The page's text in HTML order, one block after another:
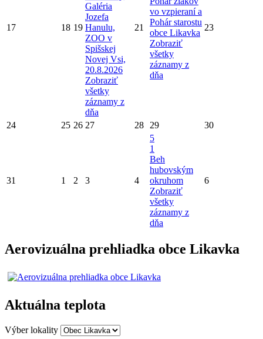
17 18 19
Galéria
Jozefa
Hanulu,
ZOO v
Spišskej
Novej Vsi,
20.8.2026
Zobraziť
všetky
záznamy z
dňa
21
vo vzpieraní a
Pohár starostu
obce Likavka
Zobraziť
všetky
záznamy z
dňa
23
24 25 26 27 28 29 30
31 1 2 3 4
5
1
Beh
hubovským
okruhom
Zobraziť
všetky
záznamy z
dňa
6
Aerovizuálna prehliadka obce Likavka
Aktuálna teplota
Výber lokality